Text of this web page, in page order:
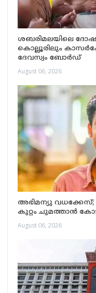
ശബരിമലയിലെ
കൊല്ലൂരിലും
ദേവസ്വം ബോർഡ്
August 06, 2026
അഭിമന്യു
കുറ്റം ചുമത്താന്‍
August 06, 2026